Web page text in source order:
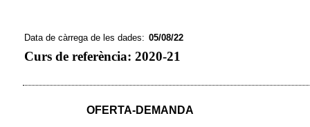
Data de càrrega de les dades: 05/08/22
Curs de referència: 2020-21
OFERTA-DEMANDA